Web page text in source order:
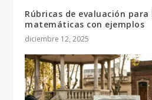
Rúbricas de evaluación para
matemáticas con ejemplos
diciembre 12, 2025